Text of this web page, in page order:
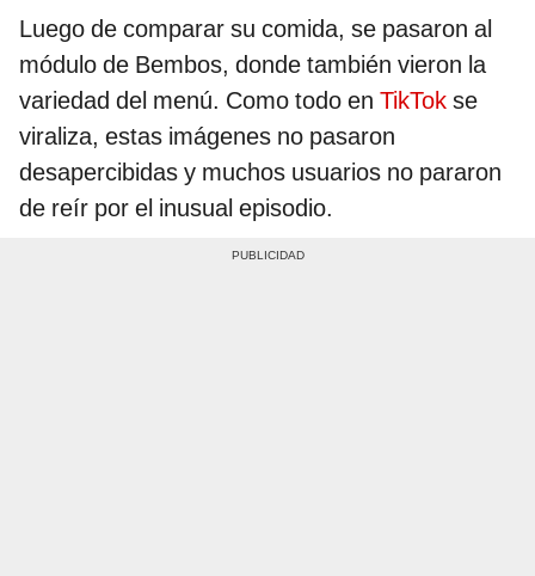
Luego de comparar su comida, se pasaron al
módulo de Bembos, donde también vieron la
variedad del menú. Como todo en TikTok se
viraliza, estas imágenes no pasaron
desapercibidas y muchos usuarios no pararon
de reír por el inusual episodio.